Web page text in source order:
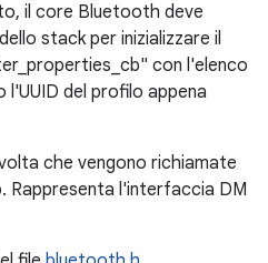
il core Bluetooth deve
stack per inizializzare il
con l'elenco
l'UUID del profilo appena
che vengono richiamate
Rappresenta l'interfaccia DM